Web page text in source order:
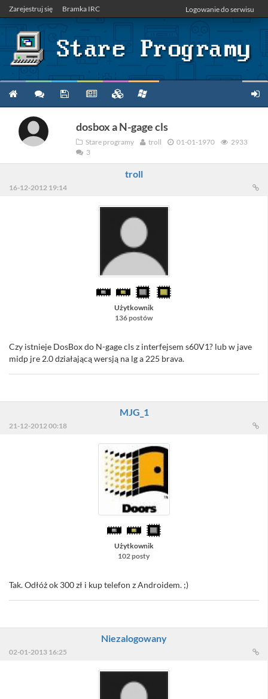
Zarejestruj się Bramka IRC Logowanie do serwisu
dosbox a N-gage cls
Stare programy troll 01-01-1970
2933
3
troll
16-12-2012 19:14
Użytkownik
136 postów
Czy istnieje DosBox do N-gage cls z interfejsem s60V1? lub w jave
midp jre 2.0 działającą wersją na lg a 225 brava.
MJG_1
21-12-2012 00:18
Użytkownik
102 posty
Tak. Odłóż ok 300 zł i kup telefon z Androidem. ;)
Niezalogowany
02-01-2013 16:25